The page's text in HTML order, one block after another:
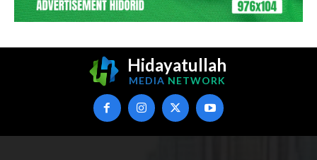
Hidayatullah
MEDIA NETWORK